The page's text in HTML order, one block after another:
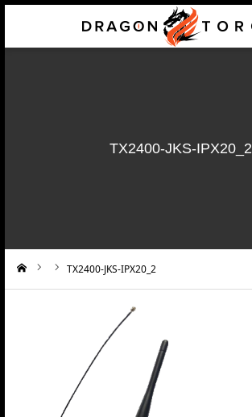
TX2400-JKS-IPX20_2
TX2400-JKS-IPX20_2
Support
What’s DRAGON TORCH